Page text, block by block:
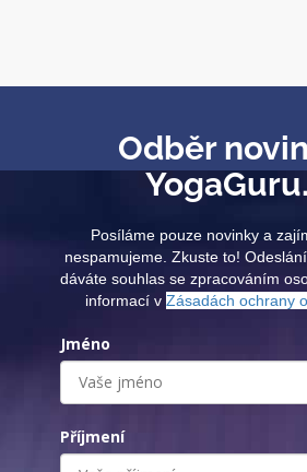
Odběr
Posíláme pouze novinky a
nespamujeme. Zkuste to!
dáváte souhlas se zpracováním
informací v Zásadách ochrany
Jméno
Příjmení